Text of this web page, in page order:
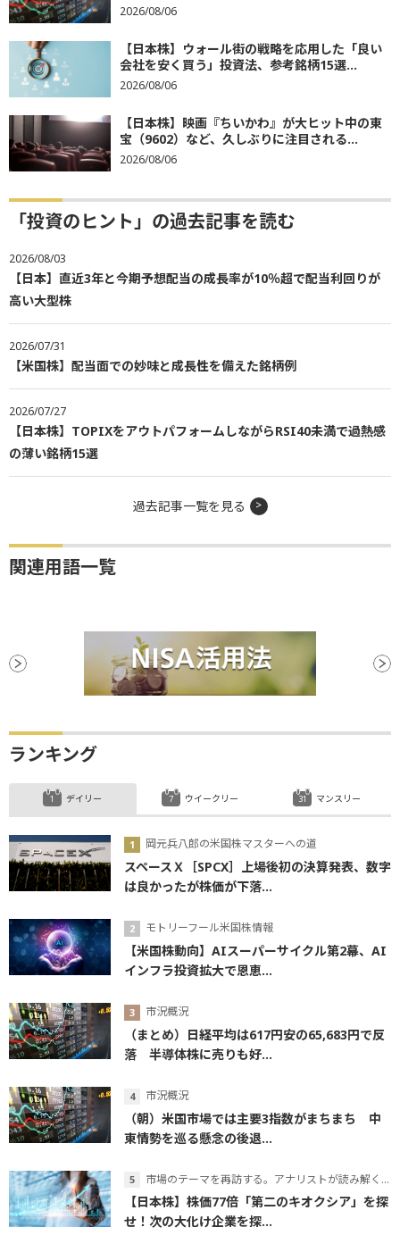
2026/08/06
【日本株】ウォール街の戦略を応用した「良い
会社を安く買う」投資法、参考銘柄15選...
2026/08/06
【日本株】映画『ちいかわ』が大ヒット中の東
宝（9602）など、久しぶりに注目される...
2026/08/06
「投資のヒント」の過去記事を読む
2026/08/03
【日本】直近3年と今期予想配当の成長率が10％超で配当利回りが
高い大型株
2026/07/31
【米国株】配当面での妙味と成長性を備えた銘柄例
2026/07/27
【日本株】TOPIXをアウトパフォームしながらRSI40未満で過熱感
の薄い銘柄15選
過去記事一覧を見る
関連用語一覧
ランキング
デイリー
岡元兵八郎の米国株マスターへの道
スペースＸ［SPCX］上場後初の決算発表、数字
は良かったが株価が下落...
モトリーフール米国株情報
【米国株動向】AIスーパーサイクル第2幕、AI
インフラ投資拡大で恩恵...
市況概況
（まとめ）日経平均は617円安の65,683円で反
落 半導体株に売りも好...
市況概況
（朝）米国市場では主要3指数がまちまち 中
東情勢を巡る懸念の後退...
市場のテーマを再訪する。アナリストが読み解くテーマの本質
【日本株】株価77倍「第二のキオクシア」を探
せ！次の大化け企業を探...
ウイークリー マンスリー